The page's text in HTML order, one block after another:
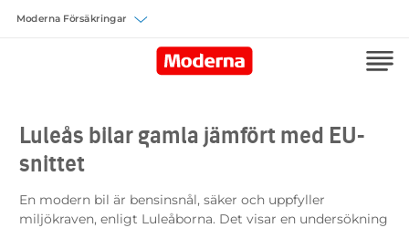
Luleås bilar gamla jämfört med EU-
snittet
En modern bil är bensinsnål, säker och uppfyller
miljökraven, enligt Luleåborna. Det visar en undersökning